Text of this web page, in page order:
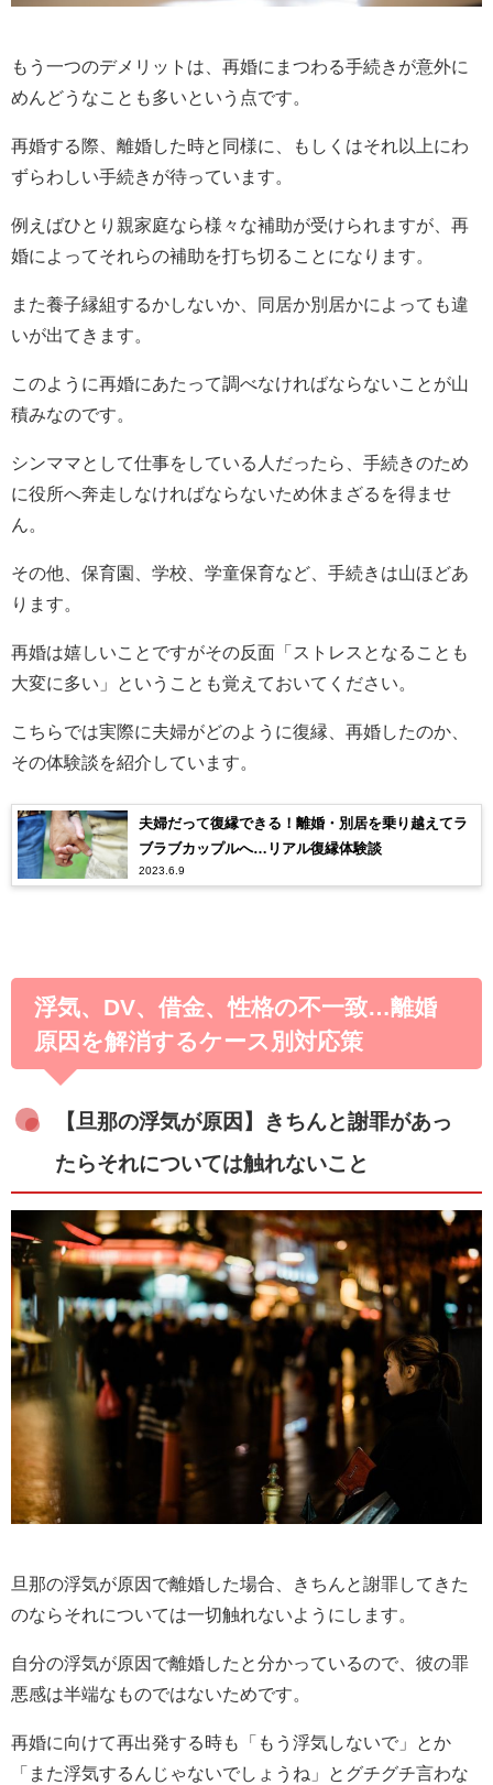
もう一つのデメリットは、再婚にまつわる手続きが意外に
めんどうなことも多いという点です。
再婚する際、離婚した時と同様に、もしくはそれ以上にわ
ずらわしい手続きが待っています。
例えばひとり親家庭なら様々な補助が受けられますが、再
婚によってそれらの補助を打ち切ることになります。
また養子縁組するかしないか、同居か別居かによっても違
いが出てきます。
このように再婚にあたって調べなければならないことが山
積みなのです。
シンママとして仕事をしている人だったら、手続きのため
に役所へ奔走しなければならないため休まざるを得ませ
ん。
その他、保育園、学校、学童保育など、手続きは山ほどあ
ります。
再婚は嬉しいことですがその反面「ストレスとなることも
大変に多い」ということも覚えておいてください。
こちらでは実際に夫婦がどのように復縁、再婚したのか、
その体験談を紹介しています。
夫婦だって復縁できる！離婚・別居を乗り越えてラ
ブラブカップルへ…リアル復縁体験談
2023.6.9
浮気、DV、借金、性格の不一致…離婚
原因を解消するケース別対応策
【旦那の浮気が原因】きちんと謝罪があっ
たらそれについては触れないこと
旦那の浮気が原因で離婚した場合、きちんと謝罪してきた
のならそれについては一切触れないようにします。
自分の浮気が原因で離婚したと分かっているので、彼の罪
悪感は半端なものではないためです。
再婚に向けて再出発する時も「もう浮気しないで」とか
「また浮気するんじゃないでしょうね」とグチグチ言わな